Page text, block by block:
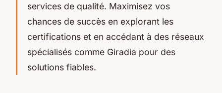
services de qualité. Maximisez vos
chances de succès en explorant les
certifications et en accédant à des réseaux
spécialisés comme Giradia pour des
solutions fiables.